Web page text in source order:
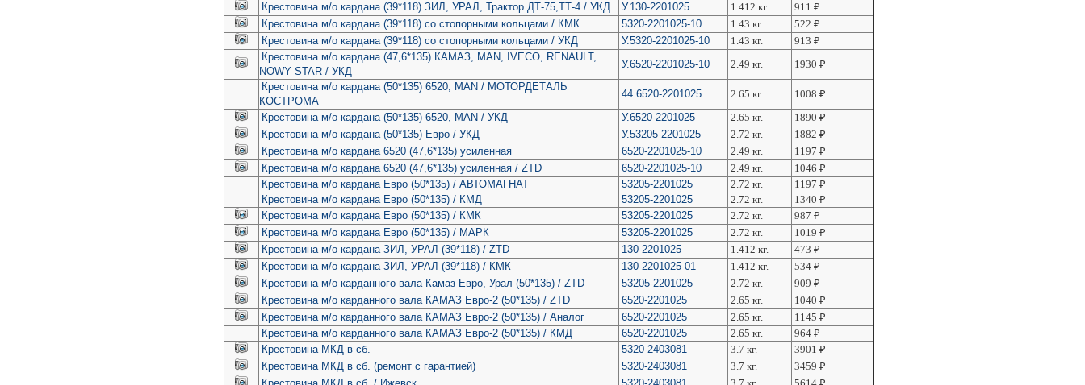
Крестовина м/о кардана (39*118) ЗИЛ, УРАЛ, Трактор ДТ-75,ТТ-4 / УКД
У.130-2201025 1.412 кг. 911 ₽
Крестовина м/о кардана (39*118) со стопорными кольцами / КМК
5320-2201025-10 1.43 кг. 522 ₽
Крестовина м/о кардана (39*118) со стопорными кольцами / УКД
У.5320-2201025-10 1.43 кг. 913 ₽
Крестовина м/о кардана (47,6*135) КАМАЗ, MAN, IVECO, RENAULT,
NOWY STAR / УКД
У.6520-2201025-10 2.49 кг. 1930 ₽
Крестовина м/о кардана (50*135) 6520, MAN / МОТОРДЕТАЛЬ
КОСТРОМА
44.6520-2201025 2.65 кг. 1008 ₽
Крестовина м/о кардана (50*135) 6520, MAN / УКД
У.6520-2201025 2.65 кг. 1890 ₽
Крестовина м/о кардана (50*135) Евро / УКД
У.53205-2201025 2.72 кг. 1882 ₽
Крестовина м/о кардана 6520 (47,6*135) усиленная
6520-2201025-10 2.49 кг. 1197 ₽
Крестовина м/о кардана 6520 (47,6*135) усиленная / ZTD
6520-2201025-10 2.49 кг. 1046 ₽
Крестовина м/о кардана Евро (50*135) / АВТОМАГНАТ
53205-2201025 2.72 кг. 1197 ₽
Крестовина м/о кардана Евро (50*135) / КМД
53205-2201025 2.72 кг. 1340 ₽
Крестовина м/о кардана Евро (50*135) / КМК
53205-2201025 2.72 кг. 987 ₽
Крестовина м/о кардана Евро (50*135) / МАРК
53205-2201025 2.72 кг. 1019 ₽
Крестовина м/о кардана ЗИЛ, УРАЛ (39*118) / ZTD
130-2201025 1.412 кг. 473 ₽
Крестовина м/о кардана ЗИЛ, УРАЛ (39*118) / КМК
130-2201025-01 1.412 кг. 534 ₽
Крестовина м/о карданного вала Камаз Евро, Урал (50*135) / ZTD
53205-2201025 2.72 кг. 909 ₽
Крестовина м/о карданного вала КАМАЗ Евро-2 (50*135) / ZTD
6520-2201025 2.65 кг. 1040 ₽
Крестовина м/о карданного вала КАМАЗ Евро-2 (50*135) / Аналог
6520-2201025 2.65 кг. 1145 ₽
Крестовина м/о карданного вала КАМАЗ Евро-2 (50*135) / КМД
6520-2201025 2.65 кг. 964 ₽
Крестовина МКД в сб.
5320-2403081 3.7 кг. 3901 ₽
Крестовина МКД в сб. (ремонт с гарантией)
5320-2403081 3.7 кг. 3459 ₽